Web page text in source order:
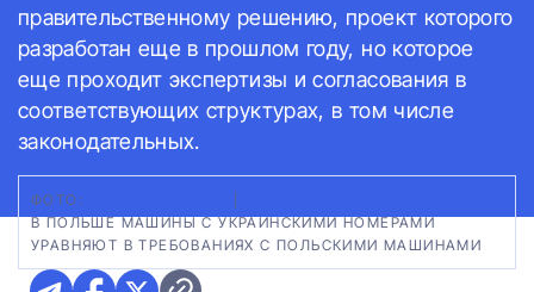
правительственному решению, проект которого
разработан еще в прошлом году, но которое
еще проходит экспертизы и согласования в
соответствующих структурах, в том числе
законодательных.
ФОТО:
В ПОЛЬШЕ МАШИНЫ С УКРАИНСКИМИ НОМЕРАМИ
УРАВНЯЮТ В ТРЕБОВАНИЯХ С ПОЛЬСКИМИ МАШИНАМИ